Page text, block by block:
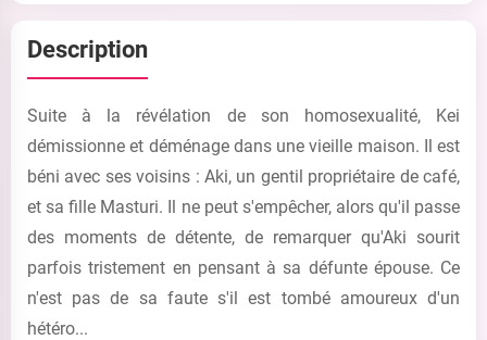
Description
Suite à la révélation de son homosexualité, Kei
démissionne et déménage dans une vieille maison. Il est
béni avec ses voisins : Aki, un gentil propriétaire de café,
et sa fille Masturi. Il ne peut s'empêcher, alors qu'il passe
des moments de détente, de remarquer qu'Aki sourit
parfois tristement en pensant à sa défunte épouse. Ce
n'est pas de sa faute s'il est tombé amoureux d'un
hétéro...